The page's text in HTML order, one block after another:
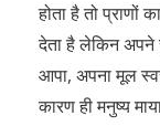
होता है तो प्राणों
देता है लेकिन अपने
आपा, अपना मूल
कारण ही मनुष्य